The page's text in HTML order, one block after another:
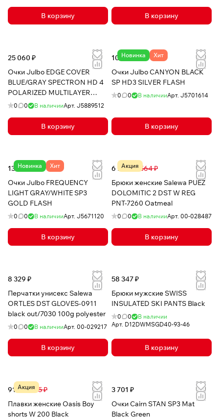
В корзину В корзину
25 060 ₽
Очки Julbo EDGE COVER
BLUE/GRAY SPECTRON HD 4
POLARIZED MULTILAYER
BLUE
0 0 В наличииАрт. J5889512
В корзину
Новинка Хит
10 441 ₽
Очки Julbo CANYON BLACK
SP HD3 SILVER FLASH
0 0 В наличииАрт. J5701614
В корзину
Новинка Хит
13 049 ₽
Очки Julbo FREQUENCY
LIGHT GRAY/WHITE SP3
GOLD FLASH
0 0 В наличииАрт. J5671120
В корзину
Акция
6 721 ₽8 564 ₽
Брюки женские Salewa PUEZ
DOLOMITIC 2 DST W REG
PNT-7260 Oatmeal
0 0 В наличииАрт. 00-028487
В корзину
8 329 ₽
Перчатки унисекс Salewa
ORTLES DST GLOVES-0911
black out/7030 100g polyester
0 0 В наличииАрт. 00-029217
В корзину
58 347 ₽
Брюки мужские SWISS
INSULATED SKI PANTS Black
0 0
В наличии
Арт. D12DWMSGD40-93-46
В корзину
Акция
917 ₽4 315 ₽
Плавки женские Oasis Boy
shorts W 200 Black
3 701 ₽
Очки Cairn STAN SP3 Mat
Black Green